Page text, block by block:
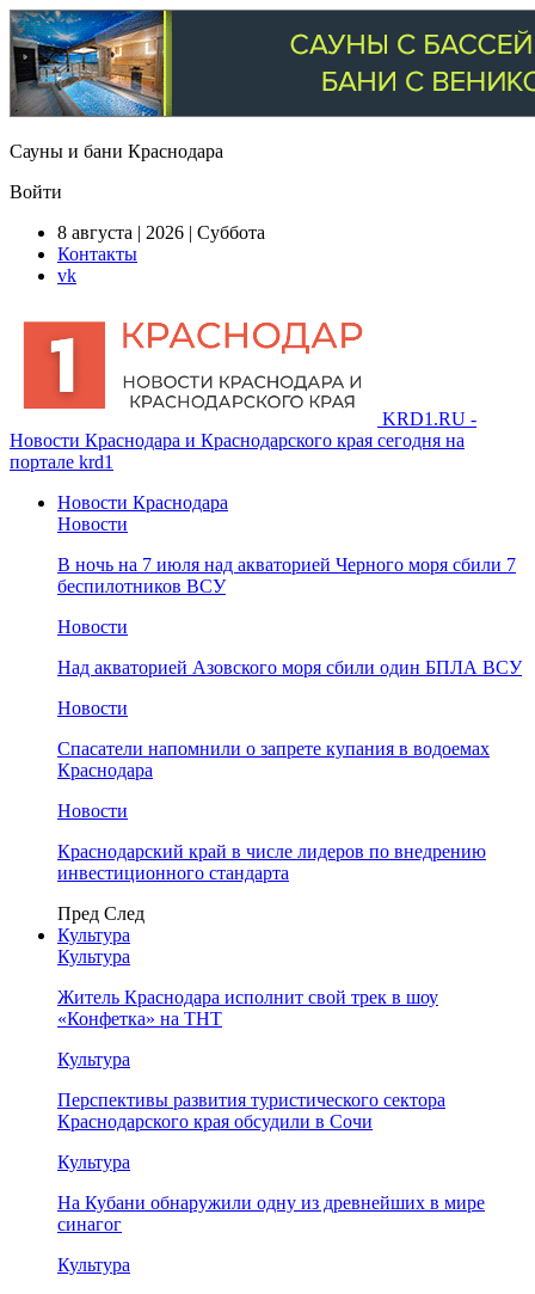
Сауны и бани Краснодара
Войти
8 августа | 2026 | Суббота
Контакты
vk
KRD1.RU -
Новости Краснодара и Краснодарского края сегодня на
портале krd1
Новости Краснодара
Новости
В ночь на 7 июля над акваторией Черного моря сбили 7
беспилотников ВСУ
Новости
Над акваторией Азовского моря сбили один БПЛА ВСУ
Новости
Спасатели напомнили о запрете купания в водоемах
Краснодара
Новости
Краснодарский край в числе лидеров по внедрению
инвестиционного стандарта
Пред След
Культура
Культура
Житель Краснодара исполнит свой трек в шоу
«Конфетка» на ТНТ
Культура
Перспективы развития туристического сектора
Краснодарского края обсудили в Сочи
Культура
На Кубани обнаружили одну из древнейших в мире
синагог
Культура